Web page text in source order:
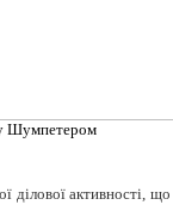
Шумпетером
ділової активності, що